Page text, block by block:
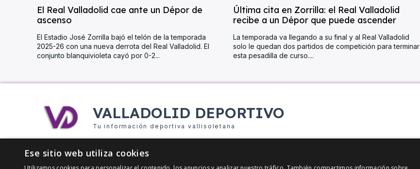
El Real Valladolid cae ante un Dépor de
ascenso
El Estadio José Zorrilla bajó el telón de la temporada
2025-26 con una nueva derrota del Real Valladolid. El
conjunto blanquivioleta cayó por 0-2...
Última cita en Zorrilla: el Real Valladolid
recibe a un Dépor que puede ascender
La temporada va llegando a su final y al Real Valladolid
solo le quedan dos partidos de competición para terminar
esta pesadilla de curso....
VALLADOLID DEPORTIVO
Tu información deportiva vallisoletana
Ese sitio web utiliza cookies